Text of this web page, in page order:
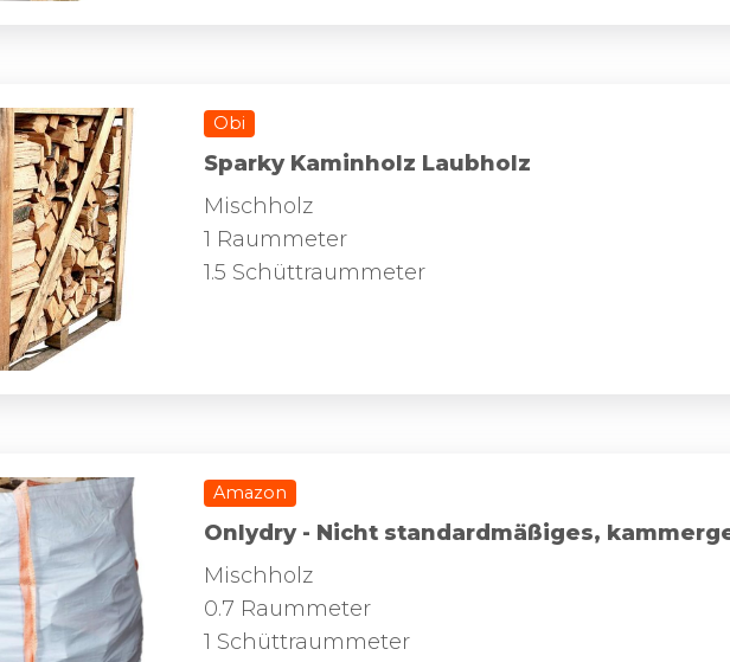
Obi
Sparky Kaminholz Laubholz
Mischholz
1 Raummeter
1.5 Schüttraummeter
Amazon
Onlydry - Nicht standardmäßiges,
Mischholz
0.7 Raummeter
1 Schüttraummeter